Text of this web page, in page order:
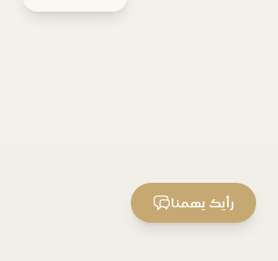
رأيك يهمنا